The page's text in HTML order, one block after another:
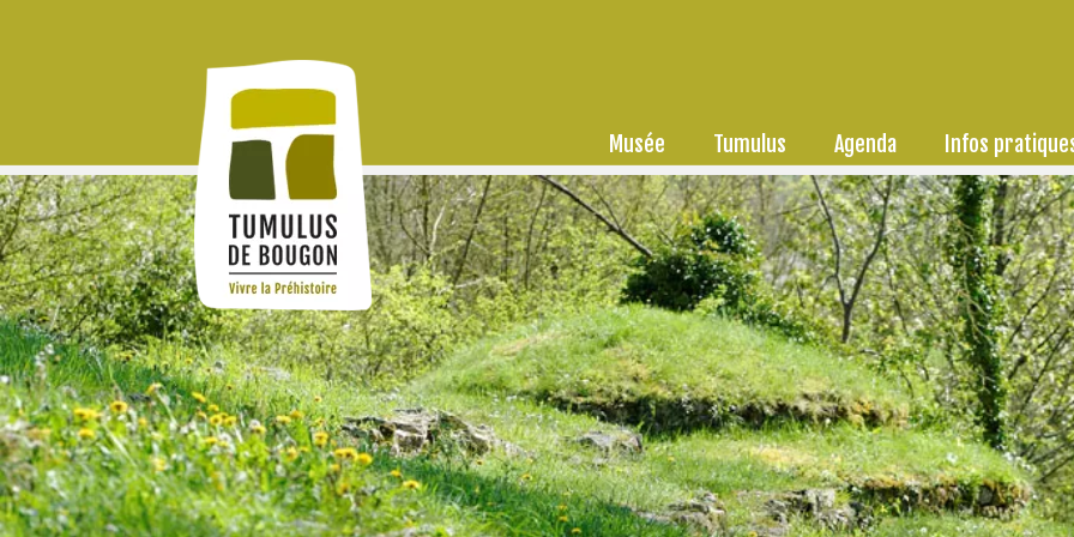
Musée Tumulus Agenda Infos